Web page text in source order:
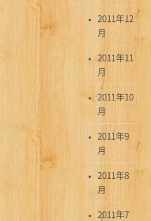
2011年12
月
2011年11
月
2011年10
月
2011年9
月
2011年8
月
2011年7